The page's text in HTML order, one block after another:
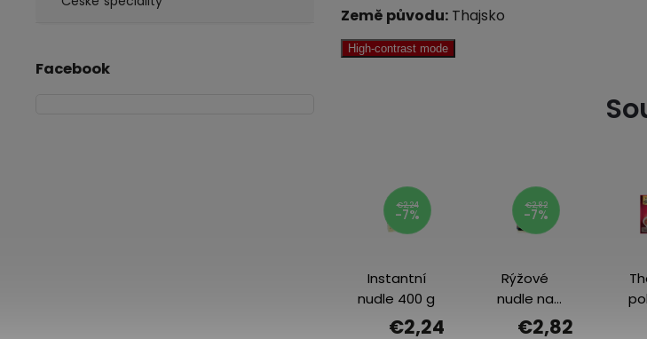
Facebook
Země původu: Thajsko
High-contrast mode
€2,24
-7%
Instantní
nudle 400 g
€2,24
€2,82
-7%
Rýžové
nudle na
smažení 250
€2,82